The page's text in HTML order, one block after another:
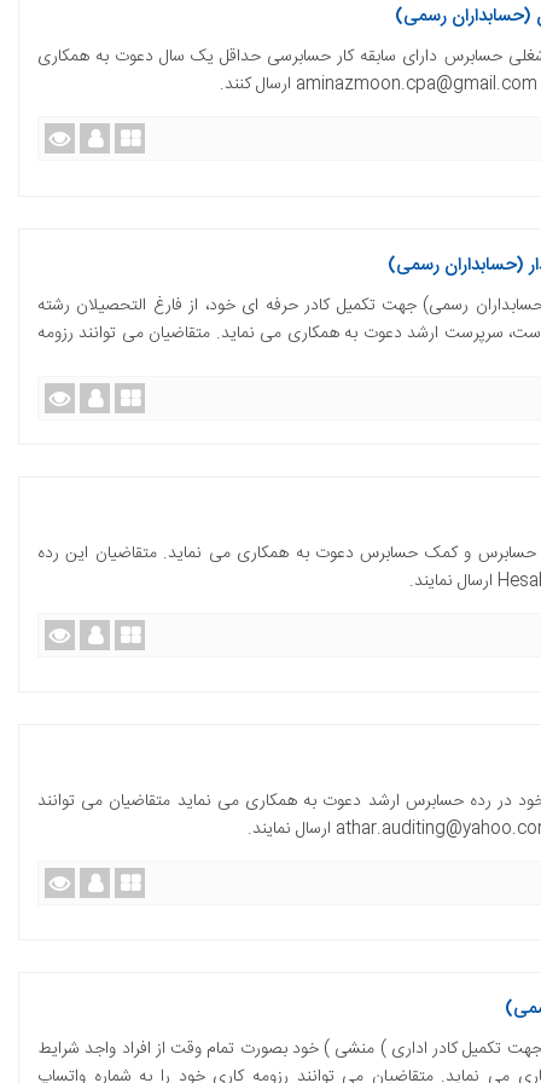
رسمی)
حسابرس دارای سابقه کار حسابرسی حداقل یک سال دعوت به همکاری
(حسابداران رسمی)
رسمی) جهت تکمیل کادر حرفه ای خود، از فارغ التحصیلان رشته
سرپرست ارشد دعوت به همکاری می نماید. متقاضیان می توانند رزومه
و کمک حسابرس دعوت به همکاری می نماید. متقاضیان این رده
در رده حسابرس ارشد دعوت به همکاری می نماید متقاضیان می توانند
تکمیل کادر اداری ) منشی ) خود بصورت تمام وقت از افراد واجد شرایط